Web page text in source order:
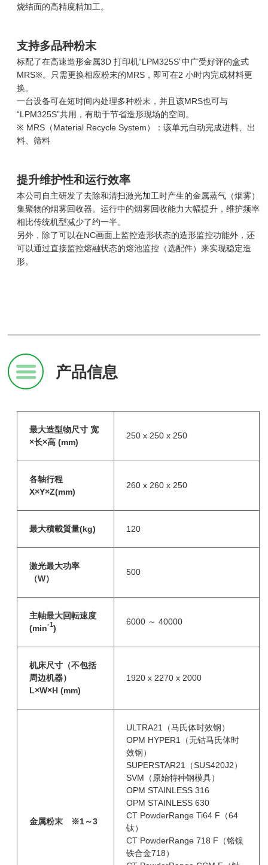
烧结面的高精度精加工。
支持多品种粉末
标配了在高速造形金属3D 打印机“LPM325S”中广受好评的盒式
MRS※。只需更换相应粉末的MRS，即可在2 小时内完成材料更
换。
一台设备可在短时间内处理多种粉末，并且该MRS也可与
“LPM325S”共用，有助于节省造形现场的空间。
※ MRS（Material Recycle System）：该单元自动完成进料、出
料、筛料
提升维护性和运行效率
本公司自主研发了去除和清扫激光加工时产生的金属蒸气（烟雾）
集聚物的烟雾回收器。运行中的烟雾回收能力大幅提升，维护频率
相比传统机型减少了约一半。
另外，除了可以在NC画面上监控造形状态的造形监控功能外，还
可以通过直接监控熔融状态的熔池监控（选配件）来实现稳定造
形。
产品信息
最大造型物尺寸 宽
×长×高 (mm)
250 x 250 x 250
各轴行程
X×Y×Z(mm)
260 x 260 x 250
最大積載質量(kg) 120
激光最大功率
（W）
500
主軸最大回転速度
(min-1)
6000 ～ 40000
机床尺寸（不包括
周边机器）
L×W×H (mm)
1920 x 2270 x 2000
金属粉末 ※1～3
ULTRA21（马氏体时效钢）
OPM HYPER1（无钴马氏体时
效钢）
SUPERSTAR21（SUS420J2）
SVM（原始特种钢模具）
OPM STAINLESS 316
OPM STAINLESS 630
CT PowderRange Ti64 F（64
钛）
CT PowderRange 718 F（铬镍
铁合金718）